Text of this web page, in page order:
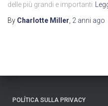
delle più grandi e importanti
By Charlotte Miller, 2 anni ago
POLÍTICA SULLA PRIVACY